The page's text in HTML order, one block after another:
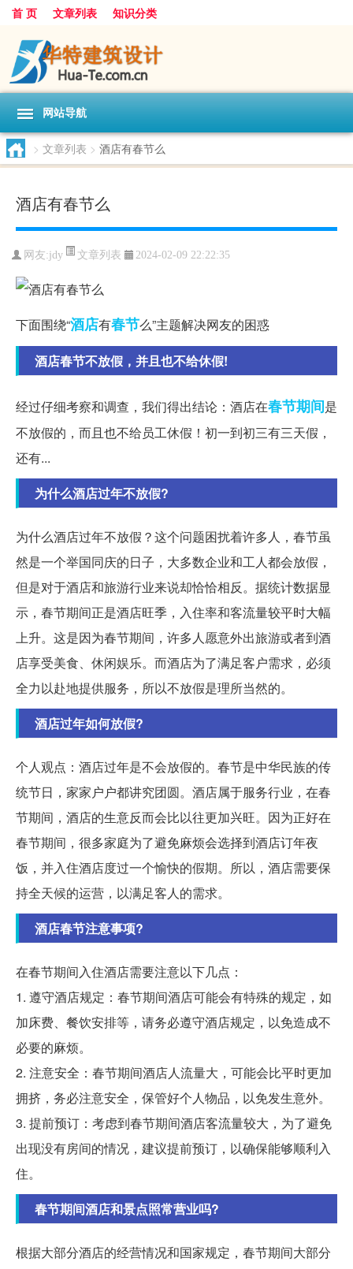
首 页 文章列表 知识分类
网站导航
> 文章列表 > 酒店有春节么
酒店有春节么
网友:jdy 文章列表 2024-02-09 22:22:35
下面围绕“酒店有春节么”主题解决网友的困惑
酒店春节不放假，并且也不给休假!
经过仔细考察和调查，我们得出结论：酒店在春节期间是
不放假的，而且也不给员工休假！初一到初三有三天假，
还有...
为什么酒店过年不放假?
为什么酒店过年不放假？这个问题困扰着许多人，春节虽
然是一个举国同庆的日子，大多数企业和工人都会放假，
但是对于酒店和旅游行业来说却恰恰相反。据统计数据显
示，春节期间正是酒店旺季，入住率和客流量较平时大幅
上升。这是因为春节期间，许多人愿意外出旅游或者到酒
店享受美食、休闲娱乐。而酒店为了满足客户需求，必须
全力以赴地提供服务，所以不放假是理所当然的。
酒店过年如何放假?
个人观点：酒店过年是不会放假的。春节是中华民族的传
统节日，家家户户都讲究团圆。酒店属于服务行业，在春
节期间，酒店的生意反而会比以往更加兴旺。因为正好在
春节期间，很多家庭为了避免麻烦会选择到酒店订年夜
饭，并入住酒店度过一个愉快的假期。所以，酒店需要保
持全天候的运营，以满足客人的需求。
酒店春节注意事项?
在春节期间入住酒店需要注意以下几点：
1. 遵守酒店规定：春节期间酒店可能会有特殊的规定，如
加床费、餐饮安排等，请务必遵守酒店规定，以免造成不
必要的麻烦。
2. 注意安全：春节期间酒店人流量大，可能会比平时更加
拥挤，务必注意安全，保管好个人物品，以免发生意外。
3. 提前预订：考虑到春节期间酒店客流量较大，为了避免
出现没有房间的情况，建议提前预订，以确保能够顺利入
住。
春节期间酒店和景点照常营业吗?
根据大部分酒店的经营情况和国家规定，春节期间大部分